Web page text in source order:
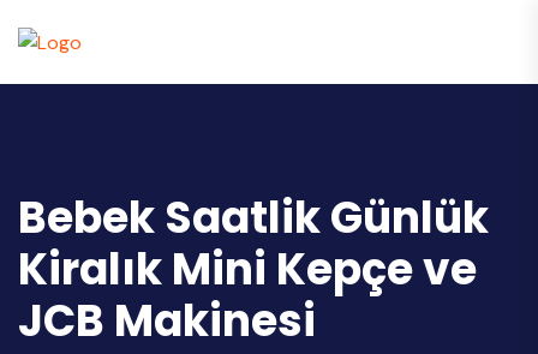
Bebek Saatlik Günlük
Kiralık Mini Kepçe ve
JCB Makinesi